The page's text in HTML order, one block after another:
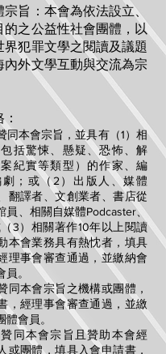
旨：本會為依法設立、
的之公益性社會團體，以
界犯罪文學之閱讀及議題
內外文學互動與交流為宗
同本會宗旨，並具有（1）相
括驚悚、懸疑、恐怖、解
紀實等類型）的作家、編
；或（2）出版人、媒體
翻譯者、文創業者、書店從
員、相關自媒體Podcaster、
3）相關著作10年以上閱讀
本會業務具有熱忱者，填具
理事會審查通過，並繳納會
。
同本會宗旨之機構或團體，
，經理事會審查通過，並繳
會員。
同本會宗旨且贊助本會經
或團體，填具入會申請書，